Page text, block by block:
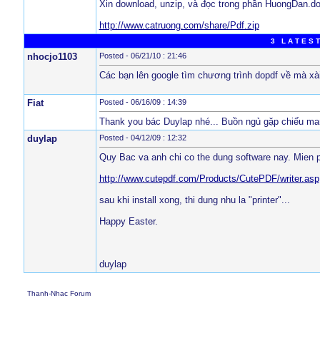
Xin download, unzip, và đọc trong phần
http://www.catruong.com/share/Pdf.zip
3 L A T E S
nhocjo1103 Posted - 06/21/10 : 21:46
Các bạn lên google tìm chương trình dopdf về mà
Fiat Posted - 06/16/09 : 14:39
Thank you bác Duylap nhé... Buồn ngủ gặp chiếu
duylap
Posted - 04/12/09 : 12:32
Quy Bac va anh chi co the dung software nay. Mien
http://www.cutepdf.com/Products/CutePDF/writer.asp
sau khi install xong, thi dung nhu la "printer"...
Happy Easter.
duylap
Thanh-Nhac Forum